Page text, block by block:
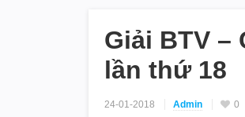
Giải BTV –
lần thứ 18
24-01-2018 Admin 0